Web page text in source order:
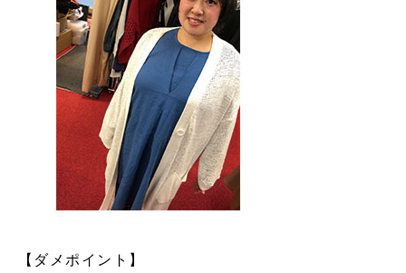
【ダメポイント】